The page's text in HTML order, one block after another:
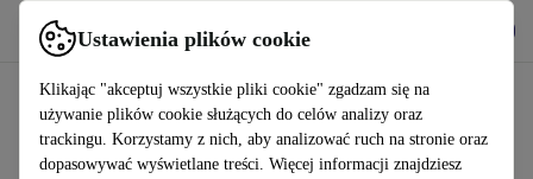
Ustawienia plików cookie
Klikając "akceptuj wszystkie pliki cookie" zgadzam się na
używanie plików cookie służących do celów analizy oraz
trackingu. Korzystamy z nich, aby analizować ruch na stronie oraz
dopasowywać wyświetlane treści. Więcej informacji znajdziesz
Korzystaj z refurbed szybko i łatwo